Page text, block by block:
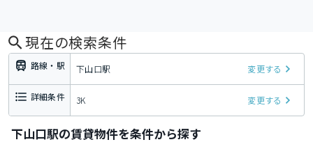
現在の検索条件
路線・駅 下山口駅 変更する
詳細条件 3K 変更する
下山口駅の賃貸物件を条件から探す